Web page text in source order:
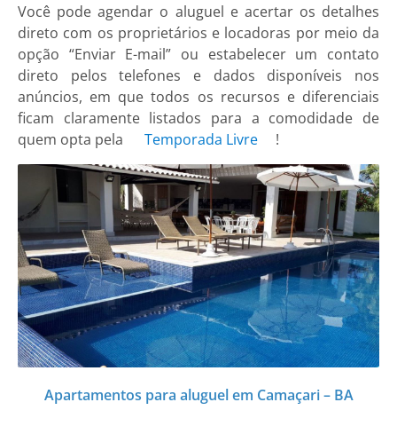
Você pode agendar o aluguel e acertar os detalhes
direto com os proprietários e locadoras por meio da
opção “Enviar E-mail” ou estabelecer um contato
direto pelos telefones e dados disponíveis nos
anúncios, em que todos os recursos e diferenciais
ficam claramente listados para a comodidade de
quem opta pela
Temporada Livre !
Apartamentos para aluguel em Camaçari – BA